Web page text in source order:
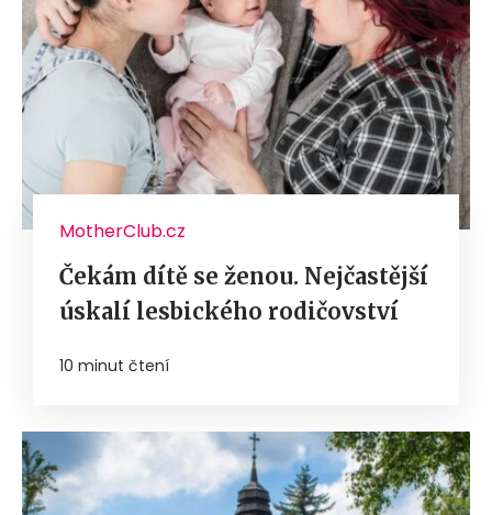
MotherClub.cz
Čekám dítě se ženou. Nejčastější
úskalí lesbického rodičovství
10 minut čtení